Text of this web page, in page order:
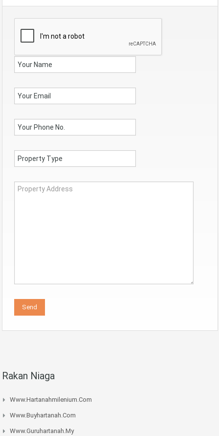
Rakan Niaga
Www.hartanahmilenium.com
Www.buyhartanah.com
Www.guruhartanah.my